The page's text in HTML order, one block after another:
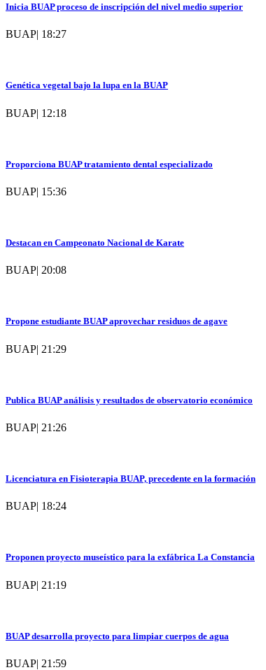
Inicia BUAP proceso de inscripción del nivel medio superior
BUAP| 18:27
Genética vegetal bajo la lupa en la BUAP
BUAP| 12:18
Proporciona BUAP tratamiento dental especializado
BUAP| 15:36
Destacan en Campeonato Nacional de Karate
BUAP| 20:08
Propone estudiante BUAP aprovechar residuos de agave
BUAP| 21:29
Publica BUAP análisis y resultados de observatorio económico
BUAP| 21:26
Licenciatura en Fisioterapia BUAP, precedente en la formación
BUAP| 18:24
Proponen proyecto museístico para la exfábrica La Constancia
BUAP| 21:19
BUAP desarrolla proyecto para limpiar cuerpos de agua
BUAP| 21:59